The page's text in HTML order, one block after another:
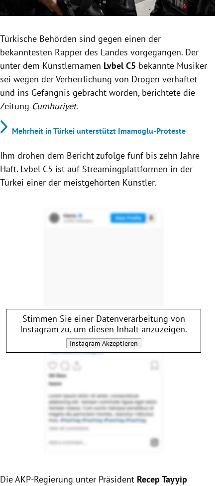
Untermenü
Untermenü
Untermenü
Untermenü
Türkische Behörden sind gegen einen der
bekanntesten Rapper des Landes vorgegangen. Der
unter dem Künstlernamen Lvbel C5 bekannte Musiker
sei wegen der Verherrlichung von Drogen verhaftet
und ins Gefängnis gebracht worden, berichtete die
Zeitung Cumhuriyet.
Mehrheit in Türkei unterstützt Imamoglu-Proteste
Ihm drohen dem Bericht zufolge fünf bis zehn Jahre
Haft. Lvbel C5 ist auf Streamingplattformen in der
Türkei einer der meistgehörten Künstler.
Stimmen Sie einer Datenverarbeitung von
Instagram zu, um diesen Inhalt anzuzeigen.
InstagramAkzeptieren
Die AKP-Regierung unter Präsident Recep Tayyip